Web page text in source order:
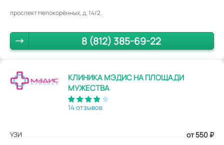
проспект Непокорённых, д. 14/2.
8 (812) 385-69-22
КЛИНИКА МЭДИС НА ПЛОЩАДИ
МУЖЕСТВА
14 отзывов
УЗИ от 550 ₽